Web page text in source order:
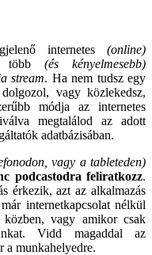
internetes(online)
több (és kényelmesebb)
stream. Ha nem tudsz egy
vagy közlekedsz,
módja az internetes
megtalálod az adott
adatbázisában.
vagy a tableteden)
podcastodra feliratkozz.
érkezik, azt az alkalmazás
internetkapcsolat nélkül
közben, vagy amikor csak
Vidd magaddal az
a munkahelyedre.